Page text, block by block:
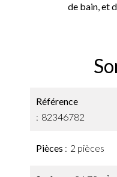
de bain, et
Référence
82346782
Pièces 2 pièces